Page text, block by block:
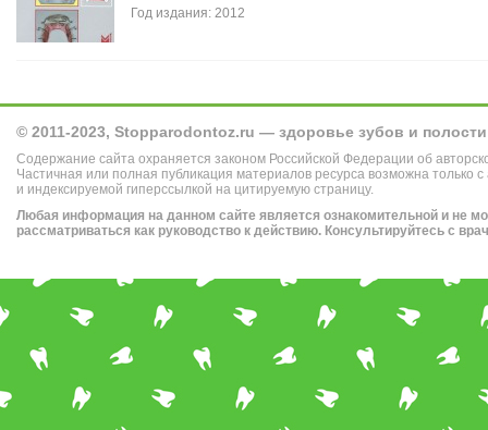
Год издания: 2012
© 2011-2023, Stopparodontoz.ru — здоровье зубов и
Содержание сайта охраняется законом Российской Федерации об
Частичная или полная публикация материалов ресурса возможна только с
и индексируемой гиперссылкой на цитируемую страницу.
Любая информация на данном сайте является ознакомительной и не
рассматриваться как руководство к действию. Консультируйтесь с